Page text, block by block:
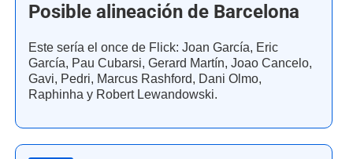
Posible alineación de Barcelona
Este sería el once de Flick: Joan García, Eric
García, Pau Cubarsi, Gerard Martín, Joao Cancelo,
Gavi, Pedri, Marcus Rashford, Dani Olmo,
Raphinha y Robert Lewandowski.